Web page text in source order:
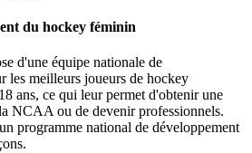
du hockey féminin
d'une équipe nationale de
les meilleurs joueurs de hockey
ans, ce qui leur permet d'obtenir une
NCAA ou de devenir professionnels.
programme national de développement